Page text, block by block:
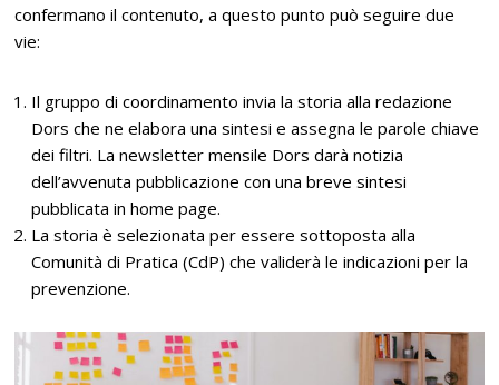
confermano il contenuto, a questo punto può seguire due
vie:
Il gruppo di coordinamento invia la storia alla redazione
Dors che ne elabora una sintesi e assegna le parole chiave
dei filtri. La newsletter mensile Dors darà notizia
dell’avvenuta pubblicazione con una breve sintesi
pubblicata in home page.
La storia è selezionata per essere sottoposta alla
Comunità di Pratica (CdP) che validerà le indicazioni per la
prevenzione.